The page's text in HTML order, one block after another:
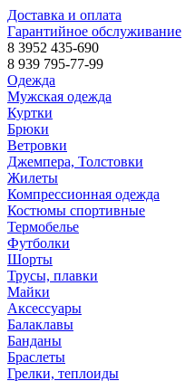
Доставка и оплата
Гарантийное обслуживание
8 3952 435-690
8 939 795-77-99
Одежда
Мужская одежда
Куртки
Брюки
Ветровки
Джемпера, Толстовки
Жилеты
Компрессионная одежда
Костюмы спортивные
Термобелье
Футболки
Шорты
Трусы, плавки
Майки
Аксессуары
Балаклавы
Банданы
Браслеты
Грелки, теплоиды